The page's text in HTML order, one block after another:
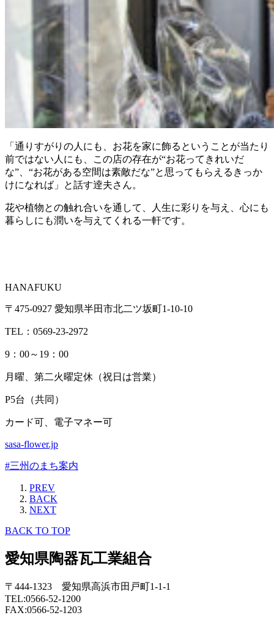
「通りすがりの人にも、お花を家に飾るということが当たり
前ではない人にも、この店の存在が“お花ってきれいだ
な”、“お花がある空間は素敵だな”と思ってもらえるきっか
けになれば」と話す逹夫さん。
花や植物との触れ合いを通して、人生に彩りを与え、心にも
暮らしにも潤いを与えてくれる一軒です。
HANAFUKU
〒475-0927 愛知県半田市北二ツ坂町1-10-10
TEL：0569-23-2972
9：00～19：00
月曜、第二火曜定休（祝日は営業）
P5台（共同）
カード可、電子マネー可
sasa-flower.jp
#三州のまち案内
PREV
BACK
NEXT
BACK TO TOP
愛知県陶器瓦工業組合
〒444-1323 愛知県高浜市田戸町1-1-1
TEL:0566-52-1200
FAX:0566-52-1203